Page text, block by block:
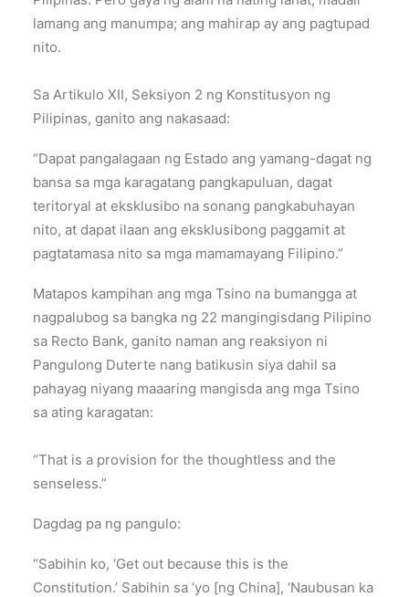
lamang ang manumpa; ang mahirap ay ang pagtupad
nito.
Sa Artikulo XII, Seksiyon 2 ng Konstitusyon ng
Pilipinas, ganito ang nakasaad:
“Dapat pangalagaan ng Estado ang yamang-dagat ng
bansa sa mga karagatang pangkapuluan, dagat
teritoryal at eksklusibo na sonang pangkabuhayan
nito, at dapat ilaan ang eksklusibong paggamit at
pagtatamasa nito sa mga mamamayang Filipino.”
Matapos kampihan ang mga Tsino na bumangga at
nagpalubog sa bangka ng 22 mangingisdang Pilipino
sa Recto Bank, ganito naman ang reaksiyon ni
Pangulong Duterte nang batikusin siya dahil sa
pahayag niyang maaaring mangisda ang mga Tsino
sa ating karagatan:
“That is a provision for the thoughtless and the
senseless.”
Dagdag pa ng pangulo:
“Sabihin ko, ‘Get out because this is the
Constitution.’ Sabihin sa ‘yo [ng China], ‘Naubusan ka